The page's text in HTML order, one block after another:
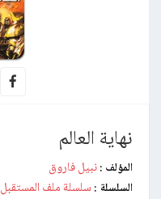
نهاية العالم
المؤلف : نبيل فاروق
السلسلة : سلسلة ملف المستقبل